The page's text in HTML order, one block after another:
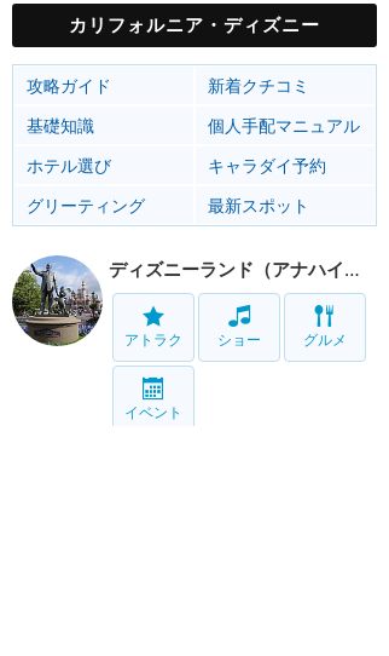
カリフォルニア・ディズニー
攻略ガイド
新着クチコミ
基礎知識
個人手配マニュアル
ホテル選び
キャラダイ予約
グリーティング
最新スポット
ディズニーランド（アナハイム）
アトラク ショー グルメ
イベント